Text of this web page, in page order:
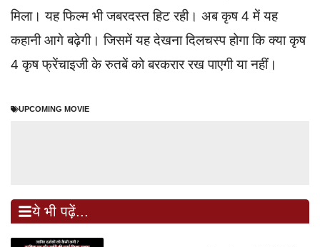
मिला। यह फिल्म भी जबरदस्त हिट रही। अब कृष 4 में यह
कहानी आगे बढ़ेगी। जिसमें यह देखना दिलचस्प होगा कि क्या कृष
4 कृष फ्रेंचाइजी के रुतबें को बरकरार रख पाएगी या नहीं।
UPCOMING MOVIE
ये भी पढ़ें...